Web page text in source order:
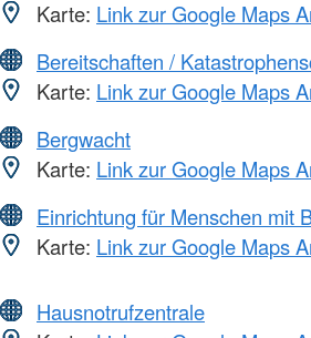
Karte: Link zur Google Maps
Bereitschaften /
Karte: Link zur Google Maps
Bergwacht
Karte: Link zur Google Maps
Einrichtung für Menschen mit
Karte: Link zur Google Maps
Hausnotrufzentrale